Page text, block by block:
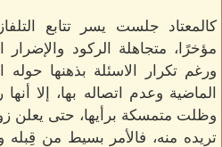
كالمعتاد جلست يسر تتابع
مؤخرًا، متجاهلة الركود
ورغم تكرار الاسئلة بذهنها حوله
الماضية وعدم اتصاله بها، إلا
وظلت متمسكة برأيها، حتى يعلن
تريده منه، فالأمر بسيط من